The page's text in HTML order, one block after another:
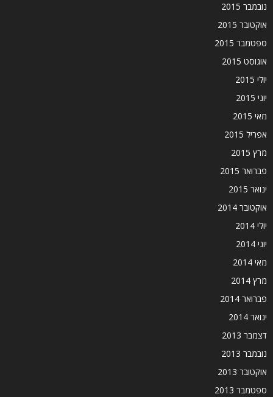
נובמבר 2015
אוקטובר 2015
ספטמבר 2015
אוגוסט 2015
יולי 2015
יוני 2015
מאי 2015
אפריל 2015
מרץ 2015
פברואר 2015
ינואר 2015
אוקטובר 2014
יולי 2014
יוני 2014
מאי 2014
מרץ 2014
פברואר 2014
ינואר 2014
דצמבר 2013
נובמבר 2013
אוקטובר 2013
ספטמבר 2013